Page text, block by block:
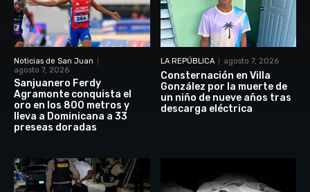
Noticias de San Juan
agosto 7, 2026
Sanjuanero Ferdy
Agramonte conquista el
oro en los 800 metros y
lleva a Dominicana a 33
preseas doradas
LA REPÚBLICA agosto 7, 2026
Consternación en Villa
González por la muerte de
un niño de nueve años tras
descarga eléctrica